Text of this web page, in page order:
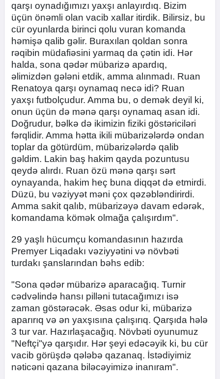
qarşı oynadığımızı yaxşı anlayırdıq. Bizim
üçün önəmli olan vacib xallar itirdik. Bilirsiz, bu
cür oyunlarda birinci qolu vuran komanda
həmişə qalib gəlir. Buraxılan qoldan sonra
rəqibin müdafiəsini yarmaq da çətin idi. Hər
halda, sona qədər mübarizə apardıq,
əlimizdən gələni etdik, amma alınmadı. Ruan
Renatoya qarşı oynamaq necə idi? Ruan
yaxşı futbolçudur. Amma bu, o demək deyil ki,
onun üçün də mənə qarşı oynamaq asan idi.
Doğrudur, bəlkə də ikimizin fiziki göstəriciləri
fərqlidir. Amma hətta ikili mübarizələrdə ondan
toplar da götürdüm, mübarizələrdə qalib
gəldim. Lakin baş hakim qayda pozuntusu
qeydə alırdı. Ruan özü mənə qarşı sərt
oynayanda, hakim heç buna diqqət də etmirdi.
Düzü, bu vəziyyət məni çox qəzəbləndirirdi.
Amma sakit qalıb, mübarizəyə davam edərək,
komandama kömək olmağa çalışırdım".
29 yaşlı hücumçu komandasının hazırda
Premyer Liqadakı vəziyyətini və növbəti
turdakı şanslarından bəhs edib:
"Sona qədər mübarizə aparacağıq. Turnir
cədvəlində hansı pilləni tutacağımızı isə
zaman göstərəcək. Əsas odur ki, mübarizə
aparırıq və ən yaxşısına çalışırıq. Qarşıda hələ
3 tur var. Hazırlaşacağıq. Növbəti oyunumuz
"Neftçi"yə qarşıdır. Hər şeyi edəcəyik ki, bu cür
vacib görüşdə qələbə qazanaq. İstədiyimiz
nəticəni qazana biləcəyimizə inanıram".